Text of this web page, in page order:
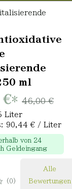
ml
€* 46,00 €
Liter
90,44 € / Liter
von 24
Geldeingang
0
Alle
Bewertungen